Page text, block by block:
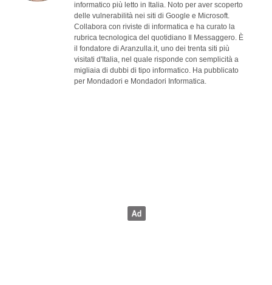
informatico più letto in Italia. Noto per aver scoperto
delle vulnerabilità nei siti di Google e Microsoft.
Collabora con riviste di informatica e ha curato la
rubrica tecnologica del quotidiano Il Messaggero. È
il fondatore di Aranzulla.it, uno dei trenta siti più
visitati d'Italia, nel quale risponde con semplicità a
migliaia di dubbi di tipo informatico. Ha pubblicato
per Mondadori e Mondadori Informatica.